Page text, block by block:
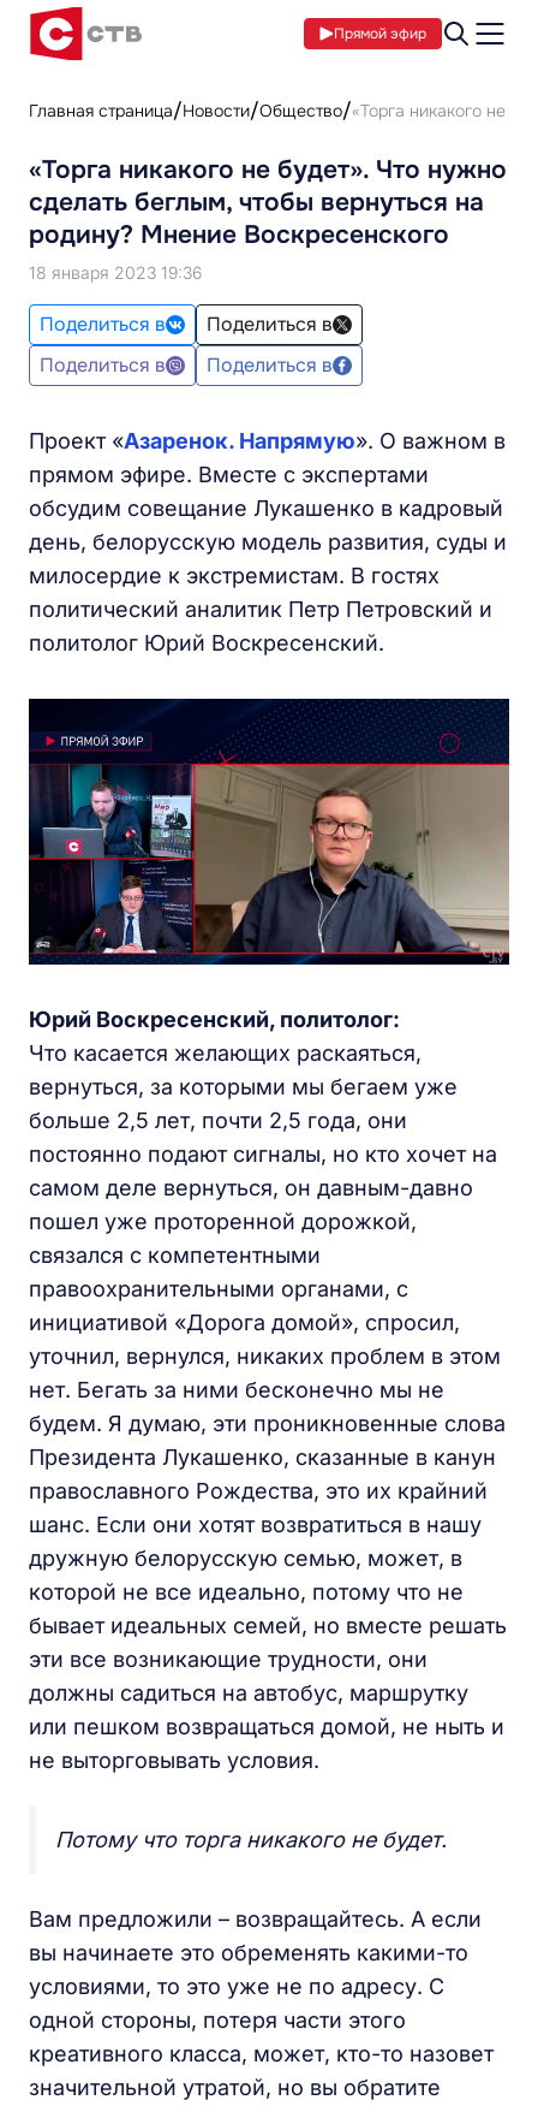
Прямой эфир
Главная страница Новости Общество «Торга никакого не
«Торга никакого не будет». Что нужно
сделать беглым, чтобы вернуться на
родину? Мнение Воскресенского
18 января 2023 19:36
Поделиться в
Поделиться в
Поделиться в
Поделиться в
Проект «Азаренок. Напрямую». О важном в
прямом эфире. Вместе с экспертами
обсудим совещание Лукашенко в кадровый
день, белорусскую модель развития, суды и
милосердие к экстремистам. В гостях
политический аналитик Петр Петровский и
политолог Юрий Воскресенский.
Юрий Воскресенский, политолог:
Что касается желающих раскаяться,
вернуться, за которыми мы бегаем уже
больше 2,5 лет, почти 2,5 года, они
постоянно подают сигналы, но кто хочет на
самом деле вернуться, он давным-давно
пошел уже проторенной дорожкой,
связался с компетентными
правоохранительными органами, с
инициативой «Дорога домой», спросил,
уточнил, вернулся, никаких проблем в этом
нет. Бегать за ними бесконечно мы не
будем. Я думаю, эти проникновенные слова
Президента Лукашенко, сказанные в канун
православного Рождества, это их крайний
шанс. Если они хотят возвратиться в нашу
дружную белорусскую семью, может, в
которой не все идеально, потому что не
бывает идеальных семей, но вместе решать
эти все возникающие трудности, они
должны садиться на автобус, маршрутку
или пешком возвращаться домой, не ныть и
не выторговывать условия.
Потому что торга никакого не будет.
Вам предложили – возвращайтесь. А если
вы начинаете это обременять какими-то
условиями, то это уже не по адресу. С
одной стороны, потеря части этого
креативного класса, может, кто-то назовет
значительной утратой, но вы обратите